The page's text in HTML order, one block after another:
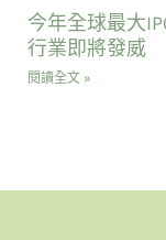
今年全球最大
行業即將發威
閱讀全文 »